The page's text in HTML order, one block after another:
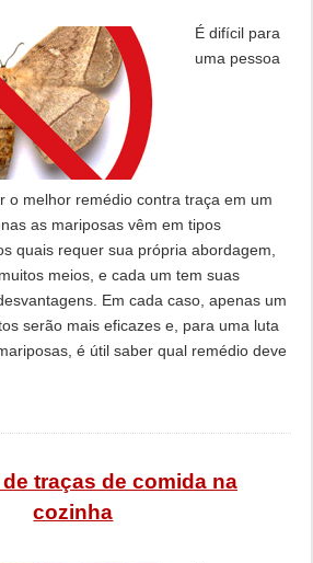
É difícil para
uma pessoa
o melhor remédio contra traça em um
as mariposas vêm em tipos
quais requer sua própria abordagem,
meios, e cada um tem suas
Em cada caso, apenas um
serão mais eficazes e, para uma luta
é útil saber qual remédio deve
traças de comida na
cozinha